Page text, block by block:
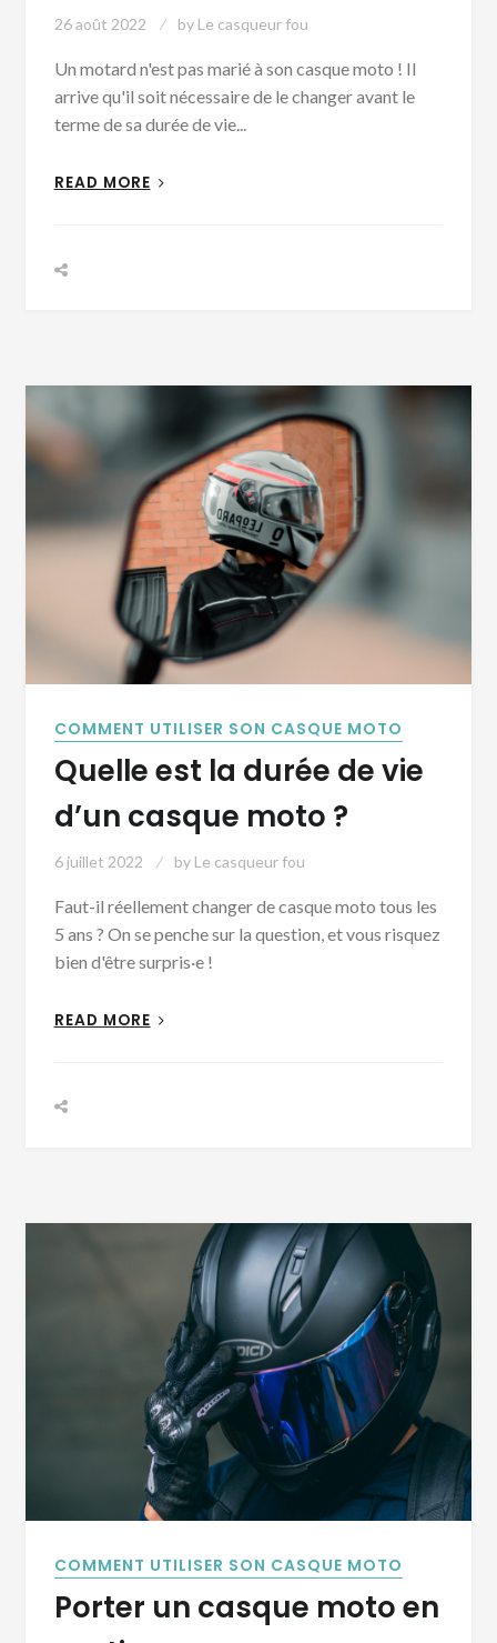
26 août 2022 by Le casqueur fou
Un motard n'est pas marié à son casque moto ! Il
arrive qu'il soit nécessaire de le changer avant le
terme de sa durée de vie...
READ MORE
COMMENT UTILISER SON CASQUE MOTO
Quelle est la durée de vie
d’un casque moto ?
6 juillet 2022 by Le casqueur fou
Faut-il réellement changer de casque moto tous les
5 ans ? On se penche sur la question, et vous risquez
bien d'être surpris·e !
READ MORE
COMMENT UTILISER SON CASQUE MOTO
Porter un casque moto en